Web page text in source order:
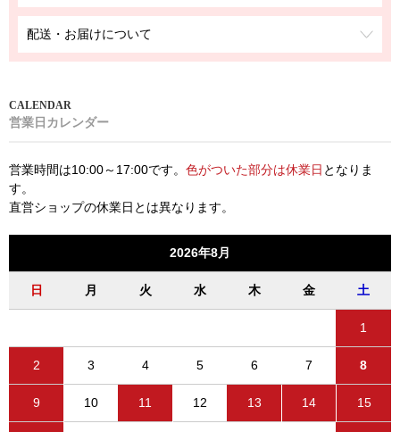
配送・お届けについて
営業日カレンダー
営業時間は10:00～17:00です。 色がついた部分は休業日 となりま
す。
直営ショップの休業日とは異なります。
2026年8月
日 月 火 水 木 金 土
1
2 3 4 5 6 7 8
9 10 11 12 13 14 15